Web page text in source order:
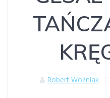
Robert Woźniak